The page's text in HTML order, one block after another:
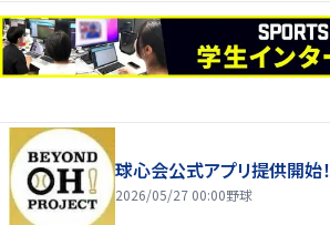
球心会公式アプリ提供開始！
2026/05/27 00:00野球